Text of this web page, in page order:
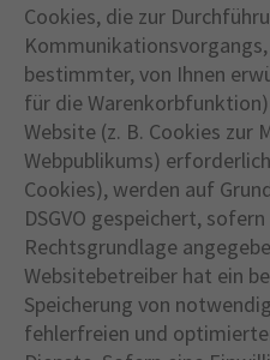
Cookies, die zur
bestimmter, von Ihnen
für die
Website (z. B. Cookies zur
Webpublikums)
Cookies), werden auf
DSGVO gespeichert,
Rechtsgrundlage
Websitebetreiber hat ein
Speicherung von
fehlerfreien und